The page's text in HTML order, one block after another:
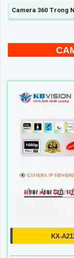
Camera 360 Trong
KX-